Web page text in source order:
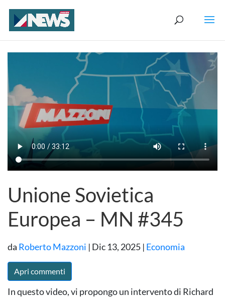
Unione Sovietica
Europea – MN #345
da Roberto Mazzoni | Dic 13, 2025 | Economia
Apri commenti
In questo video, vi propongo un intervento di Richard